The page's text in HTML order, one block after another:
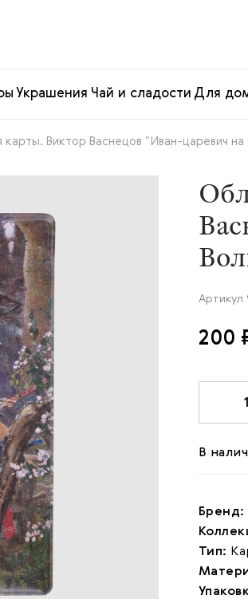
Украшения Чай и сладости Для
Виктор Васнецов "Иван-царевич
Артикул
200
1
В
Бренд:
Тип: